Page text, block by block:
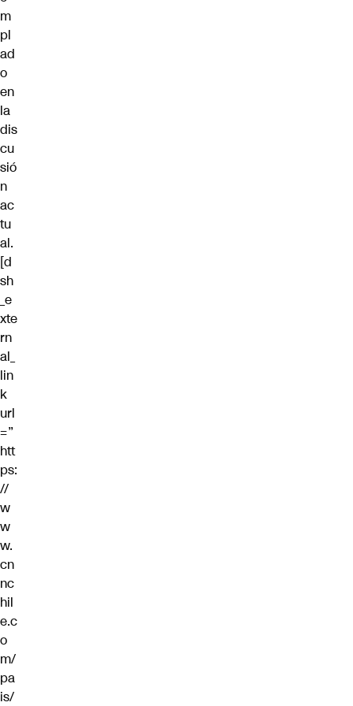
m
pl
ad
o
en
la
dis
cu
sió
n
ac
tu
al.
[d
sh
_e
xte
rn
al_
lin
k
url
=”
htt
ps:
//
w
w
w.
cn
nc
hil
e.c
o
m/
pa
is/